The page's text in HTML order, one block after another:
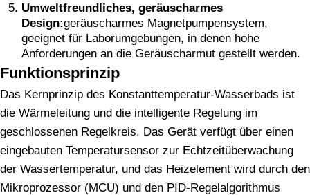
Umweltfreundliches, geräuscharmes
Design:geräuscharmes Magnetpumpensystem,
geeignet für Laborumgebungen, in denen hohe
Anforderungen an die Geräuscharmut gestellt werden.
Funktionsprinzip
Das Kernprinzip des Konstanttemperatur-Wasserbads ist
die Wärmeleitung und die intelligente Regelung im
geschlossenen Regelkreis. Das Gerät verfügt über einen
eingebauten Temperatursensor zur Echtzeitüberwachung
der Wassertemperatur, und das Heizelement wird durch den
Mikroprozessor (MCU) und den PID-Regelalgorithmus